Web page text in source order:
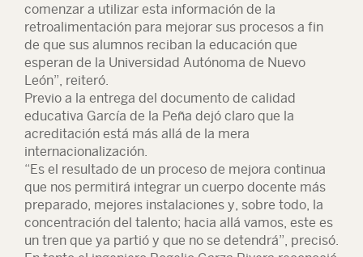
comenzar a utilizar esta información de la
retroalimentación para mejorar sus procesos a fin
de que sus alumnos reciban la educación que
esperan de la Universidad Autónoma de Nuevo
León”, reiteró.
Previo a la entrega del documento de calidad
educativa García de la Peña dejó claro que la
acreditación está más allá de la mera
internacionalización.
“Es el resultado de un proceso de mejora continua
que nos permitirá integrar un cuerpo docente más
preparado, mejores instalaciones y, sobre todo, la
concentración del talento; hacia allá vamos, este es
un tren que ya partió y que no se detendrá”, precisó.